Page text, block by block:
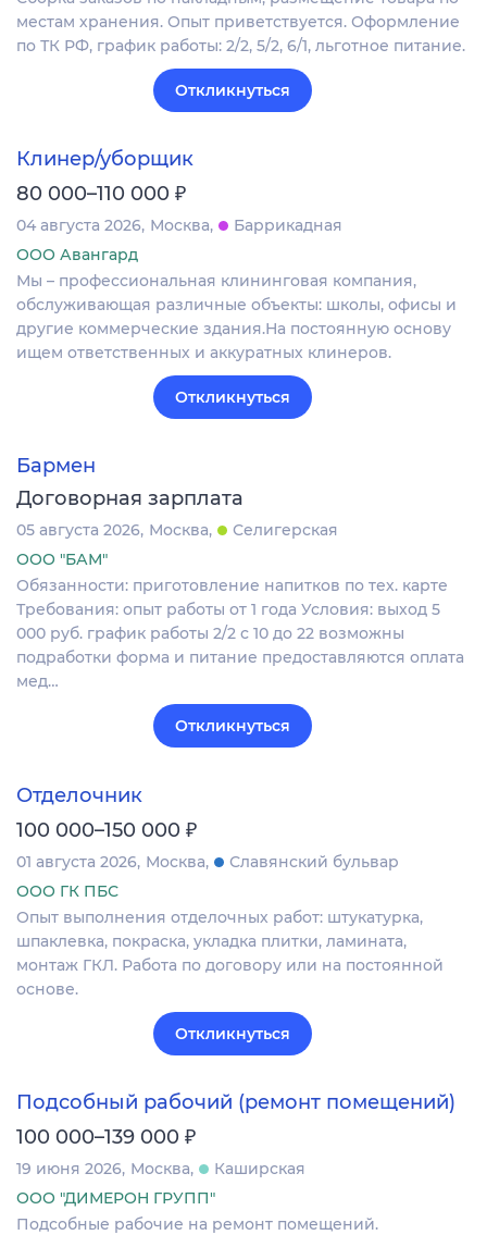
местам хранения. Опыт приветствуется. Оформление
по ТК РФ, график работы: 2/2, 5/2, 6/1, льготное питание.
Откликнуться
Клинер/уборщик
80 000–110 000 ₽
04 августа 2026 Москва
Баррикадная
ООО Авангард
Мы – профессиональная клининговая компания,
обслуживающая различные объекты: школы, офисы и
другие коммерческие здания.На постоянную основу
ищем ответственных и аккуратных клинеров.
Откликнуться
Бармен
Договорная зарплата
05 августа 2026 Москва
Селигерская
ООО "БАМ"
Обязанности: приготовление напитков по тех. карте
Требования: опыт работы от 1 года Условия: выход 5
000 руб. график работы 2/2 с 10 до 22 возможны
подработки форма и питание предоставляются оплата
мед…
Откликнуться
Отделочник
100 000–150 000 ₽
01 августа 2026 Москва
Славянский бульвар
ООО ГК ПБС
Опыт выполнения отделочных работ: штукатурка,
шпаклевка, покраска, укладка плитки, ламината,
монтаж ГКЛ. Работа по договору или на постоянной
основе.
Откликнуться
Подсобный рабочий (ремонт помещений)
100 000–139 000 ₽
19 июня 2026 Москва
Каширская
ООО "ДИМЕРОН ГРУПП"
Подсобные рабочие на ремонт помещений.